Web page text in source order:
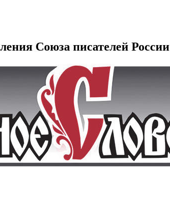
Союза писателей России